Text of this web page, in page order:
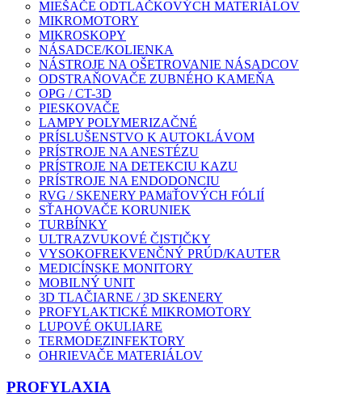
MIEŠAČE ODTLAČKOVÝCH MATERIÁLOV
MIKROMOTORY
MIKROSKOPY
NÁSADCE/KOLIENKA
NÁSTROJE NA OŠETROVANIE NÁSADCOV
ODSTRAŇOVAČE ZUBNÉHO KAMEŇA
OPG / CT-3D
PIESKOVAČE
LAMPY POLYMERIZAČNÉ
PRÍSLUŠENSTVO K AUTOKLÁVOM
PRÍSTROJE NA ANESTÉZU
PRÍSTROJE NA DETEKCIU KAZU
PRÍSTROJE NA ENDODONCIU
RVG / SKENERY PAMäŤOVÝCH FÓLIÍ
SŤAHOVAČE KORUNIEK
TURBÍNKY
ULTRAZVUKOVÉ ČISTIČKY
VYSOKOFREKVENČNÝ PRÚD/KAUTER
MEDICÍNSKE MONITORY
MOBILNÝ UNIT
3D TLAČIARNE / 3D SKENERY
PROFYLAKTICKÉ MIKROMOTORY
LUPOVÉ OKULIARE
TERMODEZINFEKTORY
OHRIEVAČE MATERIÁLOV
PROFYLAXIA